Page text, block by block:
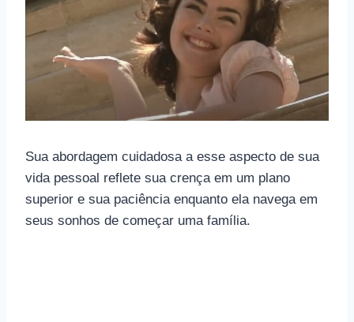
Sua abordagem cuidadosa a esse aspecto de sua
vida pessoal reflete sua crença em um plano
superior e sua paciência enquanto ela navega em
seus sonhos de começar uma família.